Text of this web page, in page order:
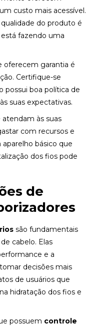
custo mais acessível.
do produto é
fazendo uma
oferecem garantia é
Certifique-se
possui boa política de
suas expectativas.
às suas
com recursos e
básico que
dos fios pode
de
são fundamentais
cabelo. Elas
e a
decisões mais
de usuários que
hidratação dos fios e
possuem controle